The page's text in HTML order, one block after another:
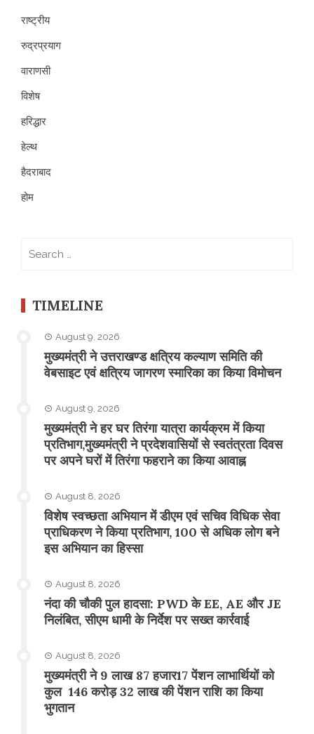
राष्ट्रीय
रुद्रप्रयाग
वाराणसी
विशेष
हरिद्धार
हेल्थ
हैदराबाद
होम
TIMELINE
August 9, 2026
मुख्यमंत्री ने उत्तराखण्ड क्षत्रिय कल्याण समिति की
वेबसाइट एवं क्षत्रिय जागरण स्मारिका का किया विमोचन
August 9, 2026
मुख्यमंत्री ने हर घर तिरंगा यात्रा कार्यक्रम में किया
प्रतिभाग,मुख्यमंत्री ने प्रदेशवासियों से स्वतंत्रता दिवस
पर अपने घरों में तिरंगा फहराने का किया आवाह्न
August 8, 2026
विशेष स्वच्छता अभियान में डीएम एवं सचिव विधिक सेवा
प्राधिकरण ने किया प्रतिभाग, 100 से अधिक लोग बने
इस अभियान का हिस्सा
August 8, 2026
नंदा की चौकी पुल हादसा: PWD के EE, AE और JE
निलंबित, सीएम धामी के निर्देश पर सख्त कार्रवाई
August 8, 2026
मुख्यमंत्री ने 9 लाख 87 हजार17 पेंशन लाभार्थियों को
कुल 146 करोड़ 32 लाख की पेंशन राशि का किया
भुगतान